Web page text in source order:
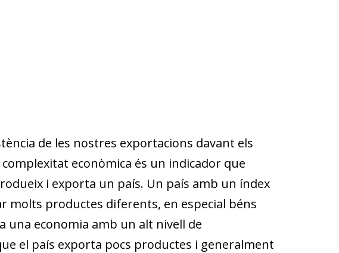
de les nostres exportacions davant els
econòmica és un indicador que
i exporta un país. Un país amb un índex
molts productes diferents, en especial béns
una economia amb un alt nivell de
el país exporta pocs productes i generalment